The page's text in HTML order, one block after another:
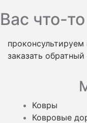
Вас что-
заказать обратный
Ковры
Ковровые